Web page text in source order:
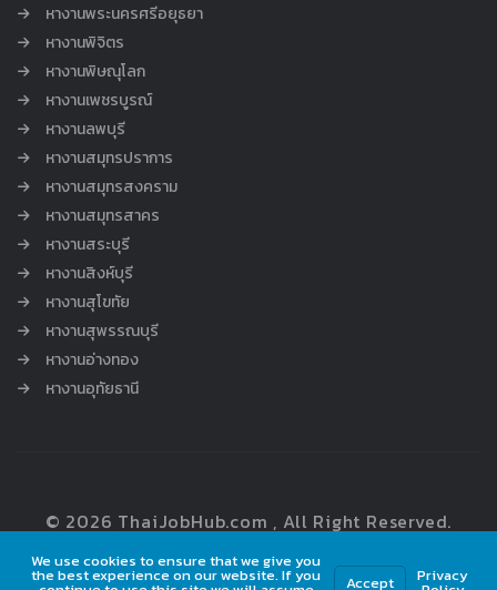
หางานพระนครศรีอยุธยา
หางานพิจิตร
หางานพิษณุโลก
หางานเพชรบูรณ์
หางานลพบุรี
หางานสมุทรปราการ
หางานสมุทรสงคราม
หางานสมุทรสาคร
หางานสระบุรี
หางานสิงห์บุรี
หางานสุโขทัย
หางานสุพรรณบุรี
หางานอ่างทอง
หางานอุทัยธานี
© 2026 ThaiJobHub.com , All Right Reserved.
We use cookies to ensure that we give you
the best experience on our website. If you Accept Privacy